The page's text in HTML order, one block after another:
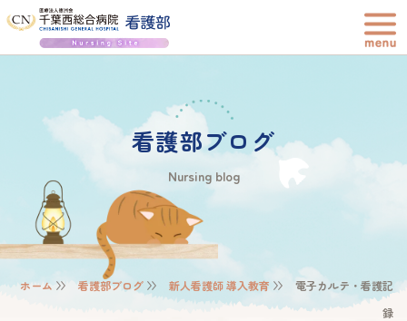
看護部ブログ
Nursing blog
ホーム 看護部ブログ 新人看護師 導入教育
電子カルテ・看護記
録